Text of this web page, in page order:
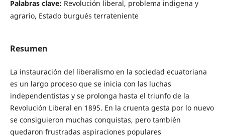
Palabras clave: Revolución liberal, problema indigena y
agrario, Estado burgués terrateniente
Resumen
La instauración del liberalismo en la sociedad ecuatoriana
es un largo proceso que se inicia con las luchas
independentistas y se prolonga hasta el triunfo de la
Revolución Liberal en 1895. En la cruenta gesta por lo nuevo
se consiguieron muchas conquistas, pero también
quedaron frustradas aspiraciones populares